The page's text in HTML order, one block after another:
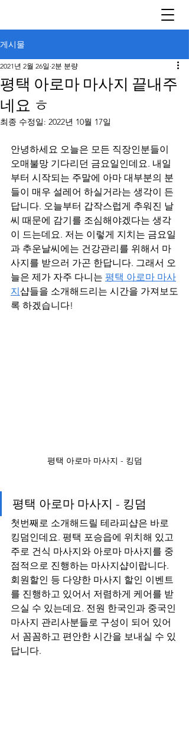
게시물
평택 아로마 마사지 끝내주
네요 ㅎ
2021년 2월 26일 2분 분량
최종 수정일: 2022년 10월 17일
안녕하세요 오늘은 모든 직장인분들이
오매불망 기다리던 금요일인데요. 내일
부터 시작되는 주말에 아마 대부분의 분
들이 매우 설레어 하실거라는 생각이 든
답니다. 오늘부터 갑작스럽게 추워진 날
씨 때문에 감기를 조심해야겠다는 생각
이 드는데요. 저는 이렇게 지치는 금요일
과 추운날씨에는 건강관리를 위해서 마
사지를 받으러 가곤 한답니다. 그래서 오
늘은 제가 자주 다니는 평택 아로마 마사
지샵들을 소개해드리는 시간을 가져보도
록 하겠습니다!
평택 아로마 마사지 - 킹덤
평택 아로마 마사지 - 킹덤
첫번째로 소개해드릴 테라피샵은 바로
킹덤인데요. 평택 포승읍에 위치해 있고
주로 건식 마사지와 아로마 마사지를 중
점적으로 진행하는 마사지샵이랍니다.
회원할인 등 다양한 마사지 할인 이벤트
를 진행하고 있어서 저렴하게 케어를 받
으실 수 있는데요. 전원 한국인과 중국인
마사지 관리사분들로 구성이 되어 있어
서 꼼꼼하고 편안한 시간을 보내실 수 있
답니다.